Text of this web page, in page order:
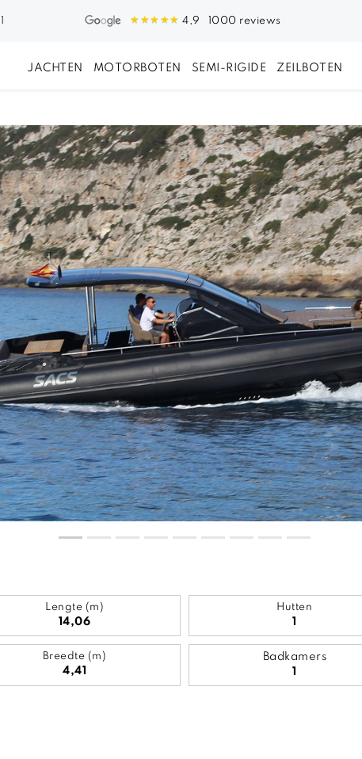
4,9 1000 reviews
JACHTEN MOTORBOTEN SEMI-RIGIDE ZEILBOTEN
Lengte (m)
14,06
Hutten
1
Breedte (m)
4,41
Badkamers
1